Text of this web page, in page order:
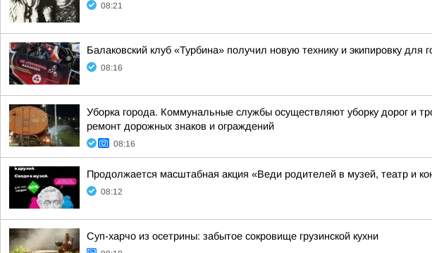
08:21
Балаковский клуб «Турбина» получил новую технику и экипировку для
08:16
Уборка города. Коммунальные службы осуществляют уборку дорог и
ремонт дорожных знаков и ограждений
08:16
Продолжается масштабная акция «Веди родителей в музей, театр и
08:12
Суп-харчо из осетрины: забытое сокровище грузинской кухни